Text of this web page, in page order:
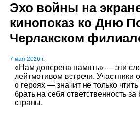
Эхо войны на
кинопоказ ко Дню
Черлакском
7 мая 2026 г.
«Нам доверена память» — эти
лейтмотивом встречи. Участники
о героях — значит не только
брать на себя ответственность
страны.